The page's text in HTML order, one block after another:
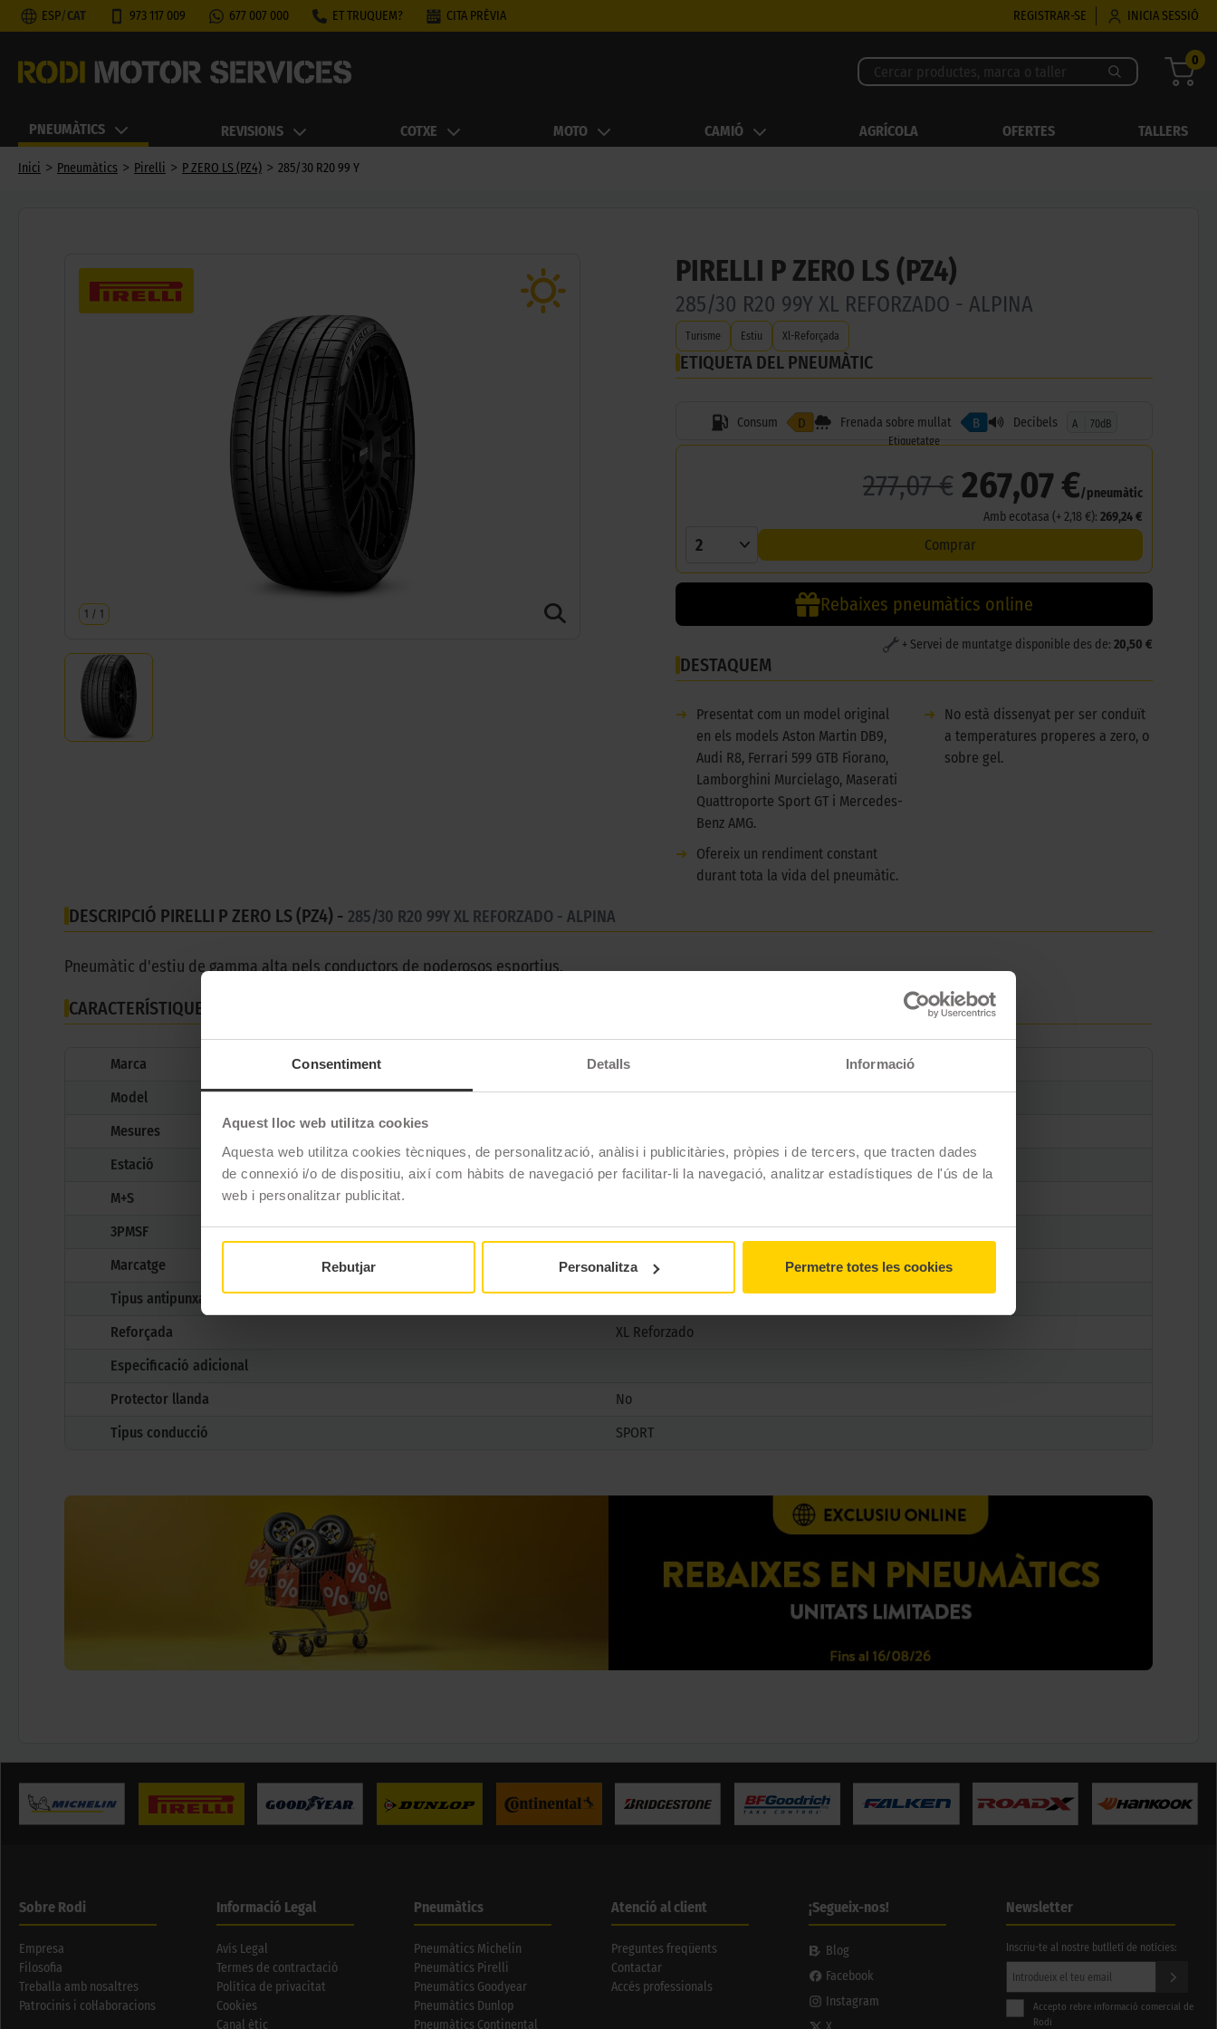
Consentiment Detalls Informació
Aquest lloc web utilitza cookies
Aquesta web utilitza cookies tècniques, de personalització, anàlisi i publicitàries, pròpies i de tercers, que tracten dades
de connexió i/o de dispositiu, així com hàbits de navegació per facilitar-li la navegació, analitzar estadístiques de l'ús de la
web i personalitzar publicitat.
Rebutjar Personalitza Permetre totes les cookies
ESP/CAT 973 117 009 677 007 000 ET TRUQUEM? CITA PRÈVIA REGISTRAR-SE INICIA SESSIÓ
0
PNEUMÀTICS REVISIONS COTXE MOTO CAMIÓ AGRÍCOLA OFERTES TALLERS
Inici > Pneumàtics > Pirelli > P ZERO LS (PZ4) > 285/30 R20 99 Y
1 / 1
PIRELLI P ZERO LS (PZ4)
285/30 R20 99Y XL REFORZADO - ALPINA
Turisme Estiu Xl-Reforçada
ETIQUETA DEL PNEUMÀTIC
Consum D Frenada sobre mullat B Decibels A
70dB
Etiquetatge
277,07 € 267,07 €/pneumàtic
Amb ecotasa (+ 2,18 €): 269,24 €
2 Comprar
Rebaixes pneumàtics online
+ Servei de muntatge disponible des de: 20,50 €
DESTAQUEM
➜
Presentat com un model original
en els models Aston Martin DB9,
Audi R8, Ferrari 599 GTB Fiorano,
Lamborghini Murcielago, Maserati
Quattroporte Sport GT i Mercedes-
Benz AMG.
➜
No està dissenyat per ser conduït
a temperatures properes a zero, o
sobre gel.
➜
Ofereix un rendiment constant
durant tota la vida del pneumàtic.
DESCRIPCIÓ PIRELLI P ZERO LS (PZ4) - 285/30 R20 99Y XL REFORZADO - ALPINA
Pneumàtic d'estiu de gamma alta pels conductors de poderosos esportius.
CARACTERÍSTIQUES TÈCNIQUES
Marca
Pirelli
Model
P ZERO LS (PZ4)
Mesures
Estació
Estiu
M+S
3PMSF
No
Marcatge
ALP
Tipus antipunxades
Reforçada
XL Reforzado
Especificació adicional
Protector llanda
No
Tipus conducció
SPORT
Sobre Rodi
Empresa
Filosofia
Treballa amb nosaltres
Patrocinis i col·laboracions
Informació Legal
Avís Legal
Termes de contractació
Política de privacitat
Cookies
Canal ètic
Pneumàtics
Pneumàtics Michelin
Pneumàtics Pirelli
Pneumàtics Goodyear
Pneumàtics Dunlop
Pneumàtics Continental
Atenció al client
Preguntes freqüents
Contactar
Accés professionals
¡Segueix-nos!
Blog
Facebook
Instagram
Newsletter
Inscriu-te al nostre butlletí de notícies:
Accepto rebre informació comercial de
Rodi